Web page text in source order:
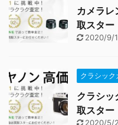
カメラレ
取スター
2020/9/
クラシック
クラシッ
取スター
2020/5/